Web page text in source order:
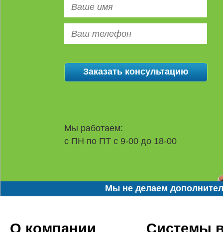
Мы работаем:
с ПН по ПТ с 9-00 до 18-00
Мы не делаем
О компании Системы